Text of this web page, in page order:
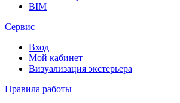
BIM
Сервис
Вход
Мой кабинет
Визуализация экстерьера
Правила работы